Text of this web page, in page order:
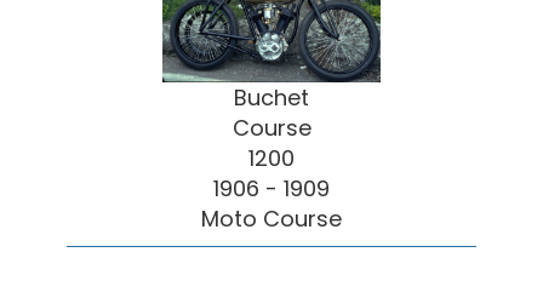
Buchet
Course
1200
1906 - 1909
Moto Course